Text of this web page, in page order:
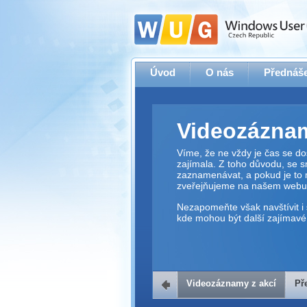
Úvod O nás
Víme, že ne vždy je čas se
zajímala. Z toho důvodu, se
zaznamenávat, a pokud je to
zveřejňujeme na našem webu.
Nezapomeňte však navštívit i
kde mohou být další zajímavé
Přehrávač
Videozáznamy z akcí